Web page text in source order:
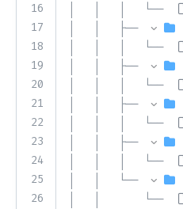
16
17
18
19
20
21
22
23
24
25
26
│   │   │   └──
│   │   ├──
│   │   │   └──
│   │   ├──
│   │   │   └──
│   │   ├──
│   │   │   └──
│   │   ├──
│   │   │   └──
│   │   └──
│   │       └──